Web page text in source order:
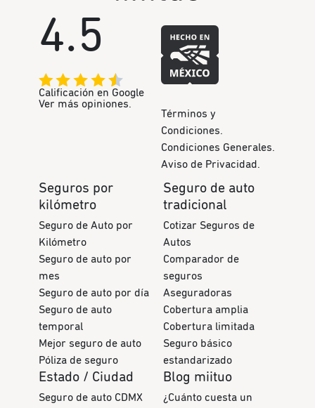
4.5
Calificación en Google
Ver más opiniones.
Términos y
Condiciones.
Condiciones Generales.
Aviso de Privacidad.
Seguros por
kilómetro
Seguro de Auto por
Kilómetro
Seguro de auto por
mes
Seguro de auto por día
Seguro de auto
temporal
Mejor seguro de auto
Póliza de seguro
Seguro de auto
tradicional
Cotizar Seguros de
Autos
Comparador de
seguros
Aseguradoras
Cobertura amplia
Cobertura limitada
Seguro básico
estandarizado
Estado / Ciudad
Seguro de auto CDMX
Blog miituo
¿Cuánto cuesta un